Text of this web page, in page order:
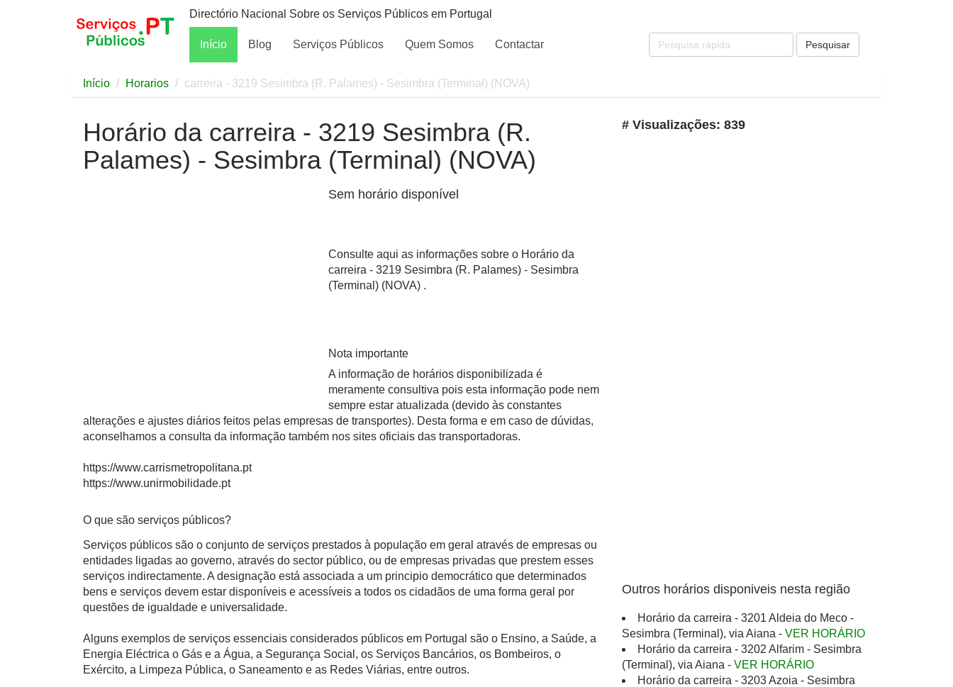
Directório Nacional Sobre os Serviços Públicos em Portugal
Início Blog Serviços Públicos Quem Somos Contactar Pesquisar
Início Horarios carreira - 3219 Sesimbra (R. Palames) - Sesimbra (Terminal) (NOVA)
Horário da carreira - 3219 Sesimbra (R.
Palames) - Sesimbra (Terminal) (NOVA)
Sem horário disponível
Consulte aqui as informações sobre o Horário da
carreira - 3219 Sesimbra (R. Palames) - Sesimbra
(Terminal) (NOVA) .
Nota importante
A informação de horários disponibilizada é
meramente consultiva pois esta informação pode nem
sempre estar atualizada (devido às constantes
alterações e ajustes diários feitos pelas empresas de transportes). Desta forma e em caso de dúvidas,
aconselhamos a consulta da informação também nos sites oficiais das transportadoras.
https://www.carrismetropolitana.pt
https://www.unirmobilidade.pt
O que são serviços públicos?
Serviços públicos são o conjunto de serviços prestados à população em geral através de empresas ou
entidades ligadas ao governo, através do sector público, ou de empresas privadas que prestem esses
serviços indirectamente. A designação está associada a um principio democrático que determinados
bens e serviços devem estar disponíveis e acessíveis a todos os cidadãos de uma forma geral por
questões de igualdade e universalidade.
Alguns exemplos de serviços essenciais considerados públicos em Portugal são o Ensino, a Saúde, a
Energia Eléctrica o Gás e a Água, a Segurança Social, os Serviços Bancários, os Bombeiros, o
Exército, a Limpeza Pública, o Saneamento e as Redes Viárias, entre outros.
# Visualizações: 839
Outros horários disponiveis nesta região
Horário da carreira - 3201 Aldeia do Meco -
Sesimbra (Terminal), via Aiana - VER HORÁRIO
Horário da carreira - 3202 Alfarim - Sesimbra
(Terminal), via Aiana - VER HORÁRIO
Horário da carreira - 3203 Azoia - Sesimbra